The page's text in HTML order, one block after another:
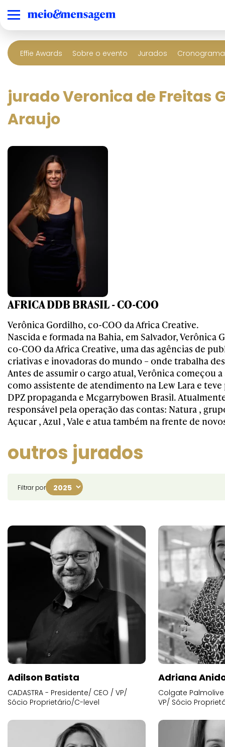
Effie Awards Sobre o evento Jurados
jurado Veronica de Freitas
Araujo
AFRICA DDB BRASIL - CO-COO
Verônica Gordilho, co-COO da Africa Creative.
Nascida e formada na Bahia, em Salvador, Verônica
co-COO da Africa Creative, uma das agências de
criativas e inovadoras do mundo – onde trabalha
Antes de assumir o cargo atual, Verônica começou
como assistente de atendimento na Lew Lara e teve
DPZ propaganda e Mcgarrybowen Brasil.
responsável pela operação das contas: Natura ,
Açucar , Azul , Vale e atua também na frente de
outros jurados
Filtrar por
Adilson Batista
CADASTRA - Presidente/ CEO / VP/
Sócio Proprietário/C-level
Adriana
Colgate
VP/ Sócio